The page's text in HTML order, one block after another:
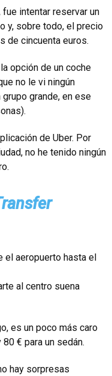
intentar reservar un
y, sobre todo, el precio
de cincuenta euros.
opción de un coche
no le vi ningún
grande, en ese
de Uber. Por
no he tenido ningún
el aeropuerto hasta el
al centro suena
es un poco más caro
€ para un sedán.
hay sorpresas